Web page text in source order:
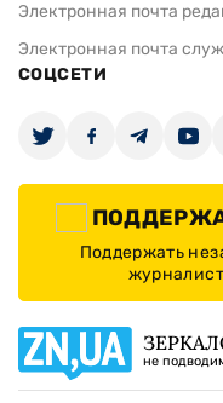
Электронная почта
Электронная почта
СОЦСЕТИ
Поддержать
не